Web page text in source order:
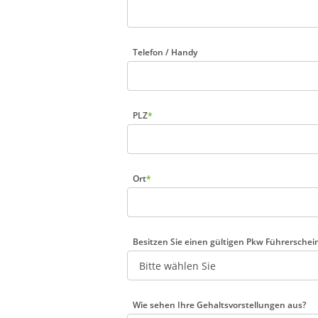
Telefon / Handy
PLZ*
Ort*
Besitzen Sie einen gültigen Pkw
Wie sehen Ihre Gehaltsvorstellungen aus?